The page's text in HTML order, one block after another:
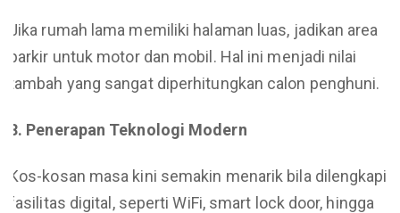
Jika rumah lama memiliki halaman luas, jadikan area
parkir untuk motor dan mobil. Hal ini menjadi nilai
tambah yang sangat diperhitungkan calon penghuni.
8. Penerapan Teknologi Modern
Kos-kosan masa kini semakin menarik bila dilengkapi
fasilitas digital, seperti WiFi, smart lock door, hingga